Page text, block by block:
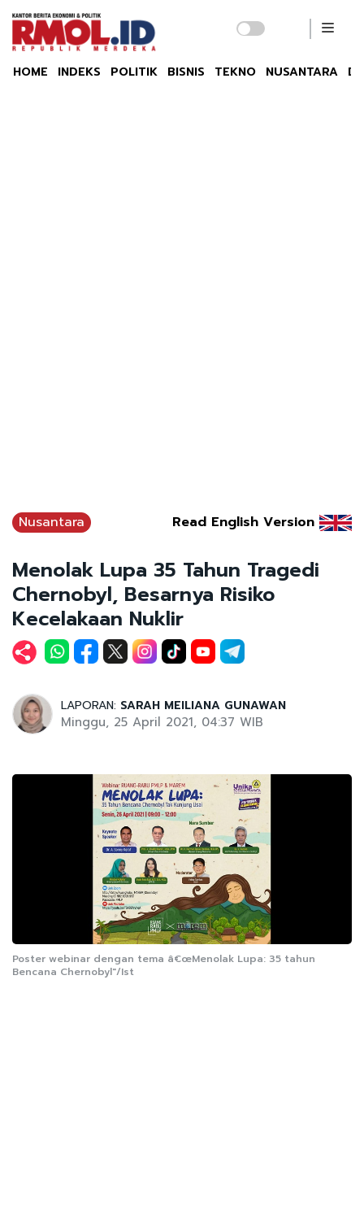
HOME INDEKS POLITIK BISNIS TEKNO NUSANTARA
Nusantara Read English Version
Menolak Lupa 35 Tahun Tragedi
Chernobyl, Besarnya Risiko
Kecelakaan Nuklir
LAPORAN: SARAH MEILIANA GUNAWAN
Minggu, 25 April 2021, 04:37 WIB
Poster webinar dengan tema â€œMenolak Lupa: 35 tahun
Bencana Chernobyl"/Ist